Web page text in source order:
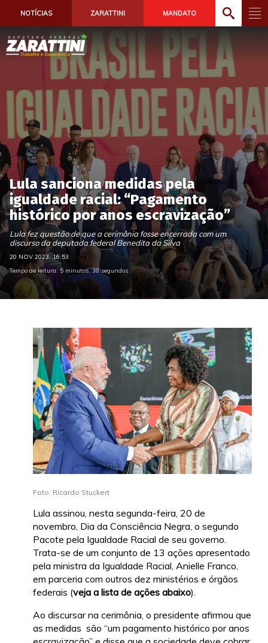
NOTÍCIAS ZARATTINI MANDATO
Lula sanciona medidas pela
igualdade racial: “Pagamento
histórico por anos escravização”
Lula fez questão de que a cerimônia fosse encerrada com um
discurso da deputada federal Benedita da Silva
20 NOV 2023, 16:53
Tempo de leitura: 5 minutos, 38 segundos
Foto: Ricardo Stuckert
Lula assinou, nesta segunda-feira, 20 de
novembro, Dia da Consciência Negra, o segundo
Pacote pela Igualdade Racial de seu governo.
Trata-se de um conjunto de 13 ações apresentado
pela ministra da Igualdade Racial, Anielle Franco,
em parceria com outros dez ministérios e órgãos
federais (veja a lista de ações abaixo).
Ao discursar na cerimônia, o presidente afirmou que
as medidas são “um pagamento histórico por anos